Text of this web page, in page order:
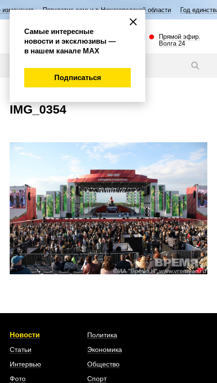
Пятилетие семьи в Нижегородской области Год
Прямой эфир.
Волга 24
IMG_0354
Новости
Статьи
Интервью
Фото
Политика
Экономика
Общество
Спорт
Самые интересные
новости и эксклюзивы —
в нашем канале МАХ
Подписаться